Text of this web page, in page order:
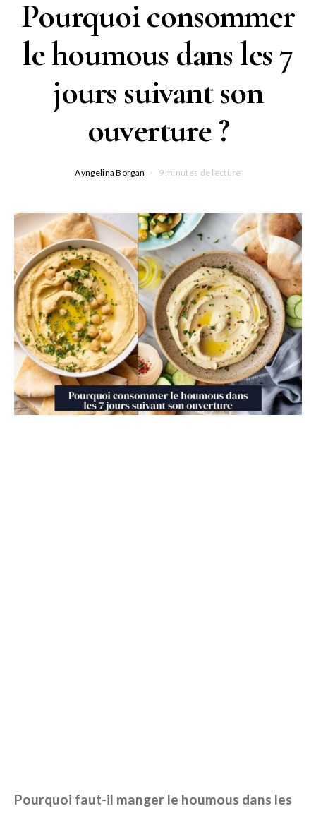
Pourquoi consommer
le houmous dans les 7
jours suivant son
ouverture ?
Ayngelina Borgan 9 minutes de lecture
Pourquoi faut-il manger le houmous dans les